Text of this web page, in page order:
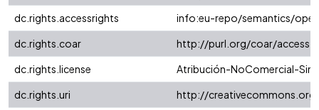
dc.rights.accessrights
info:eu-repo/semantics/
dc.rights.coar
http://purl.org/coar/
dc.rights.license
Atribución-NoComercial-
dc.rights.uri
http://